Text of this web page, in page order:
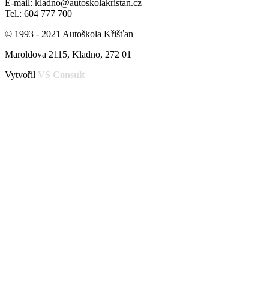
E-mail: kladno@autoskolakristan.cz
Tel.: 604 777 700
© 1993 - 2021 Autoškola Křišťan
Maroldova 2115, Kladno, 272 01
Vytvořil VS Consult